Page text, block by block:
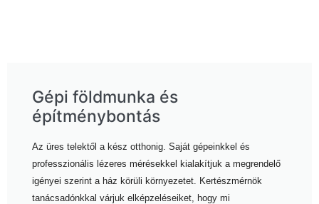
Gépi földmunka és
építménybontás
Az üres telektől a kész otthonig. Saját gépeinkkel és
professzionális lézeres mérésekkel kialakítjuk a megrendelő
igényei szerint a ház körüli környezetet. Kertészmérnök
tanácsadónkkal várjuk elképzeléseiket, hogy mi